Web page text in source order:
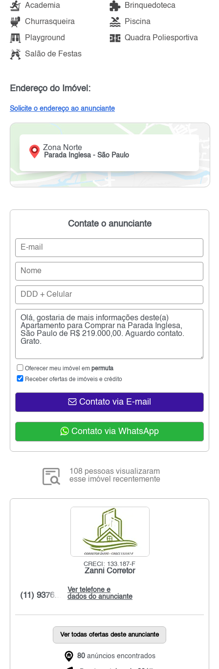
Academia Brinquedoteca
Churrasqueira Piscina
Playground Quadra Poliesportiva
Salão de Festas
Endereço do Imóvel:
Solicite o endereço ao anunciante
Zona Norte
Parada Inglesa - São Paulo
Contate o anunciante
Oferecer meu imóvel em permuta
Receber ofertas de imóveis e crédito
Contato via E-mail
Contato via WhatsApp
108 pessoas visualizaram
esse imóvel recentemente
CRECI: 133.187-F
Zanni Corretor
Ver telefone e
dados do anunciante
(11) 9376...
Ver todas ofertas deste anunciante
80 anúncios encontrados